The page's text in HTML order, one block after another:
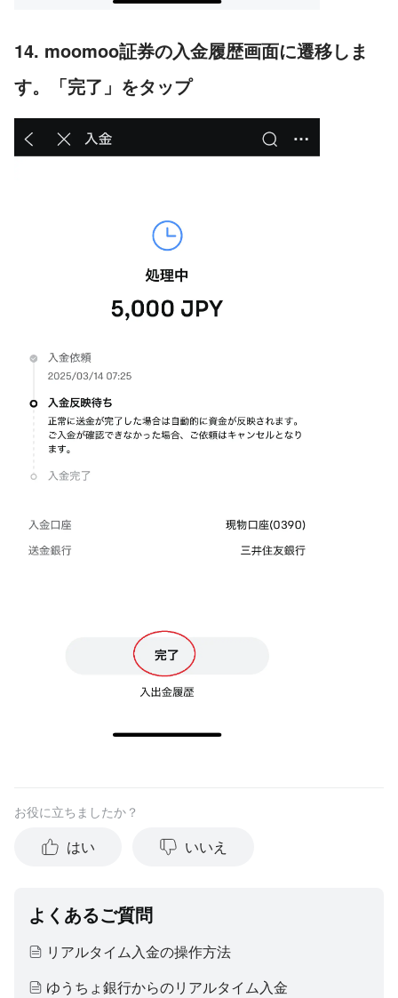
14. moomoo証券の入金履歴画面に遷移しま
す。「完了」をタップ
お役に立ちましたか？
はい いいえ
よくあるご質問
リアルタイム入金の操作方法
ゆうちょ銀行からのリアルタイム入金